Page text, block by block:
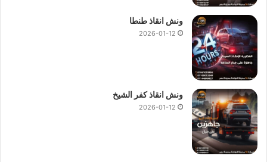
ونش انقاذ طنطا
2026-01-12
ونش انقاذ كفر الشيخ
2026-01-12